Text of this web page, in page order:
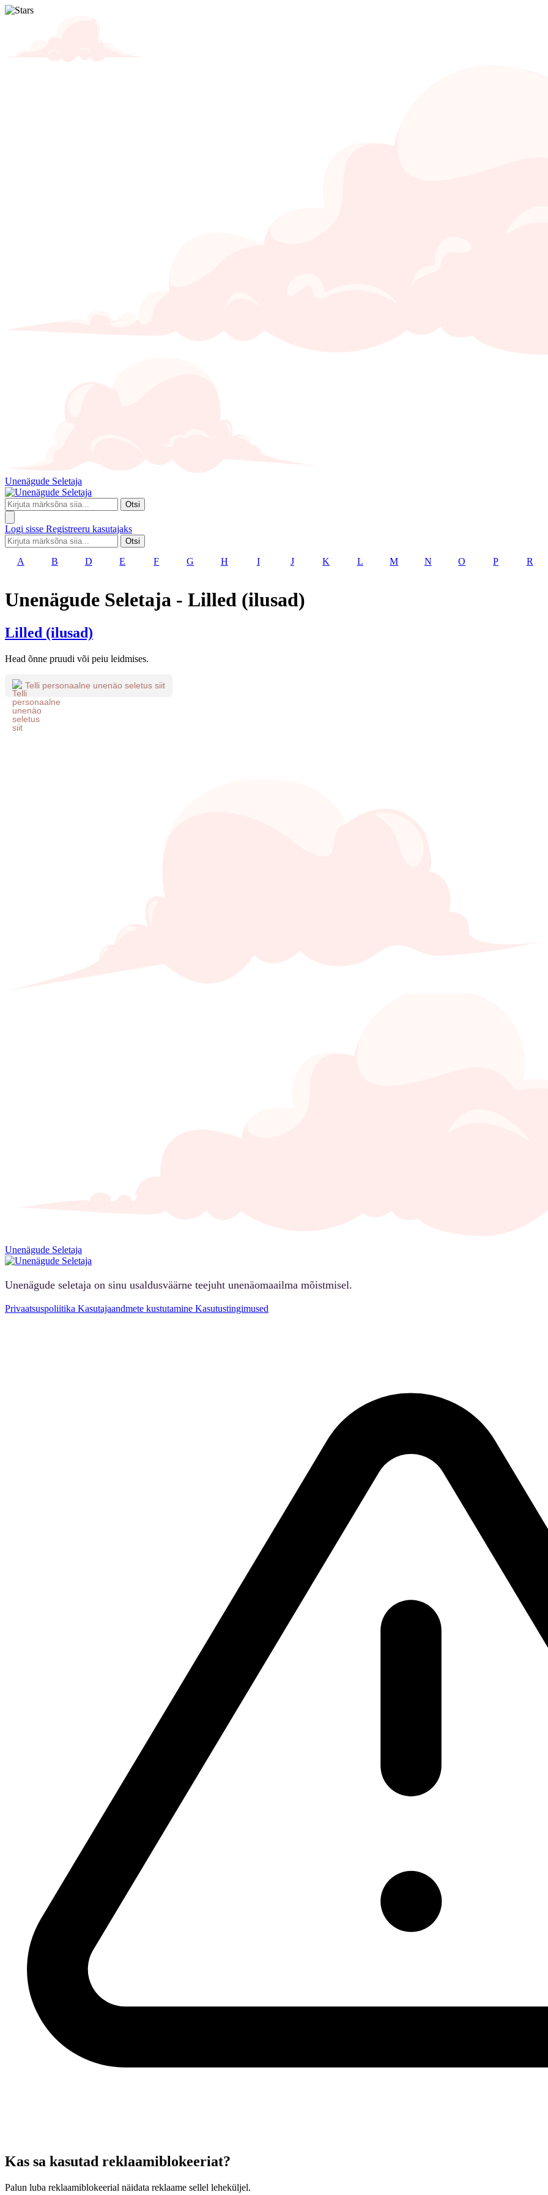
Unenägude Seletaja
Otsi
Logi sisse Registreeru kasutajaks
Otsi
A B D E F G H I J K L M N O P R
Unenägude Seletaja - Lilled (ilusad)
Lilled (ilusad)
Head õnne pruudi või peiu leidmises.
Telli personaalne unenäo seletus siit
Unenägude Seletaja
Unenägude seletaja on sinu usaldusväärne teejuht unenäomaailma mõistmisel.
Privaatsuspoliitika Kasutajaandmete kustutamine Kasutustingimused
Kas sa kasutad reklaamiblokeeriat?
Palun luba reklaamiblokeerial näidata reklaame sellel leheküljel.